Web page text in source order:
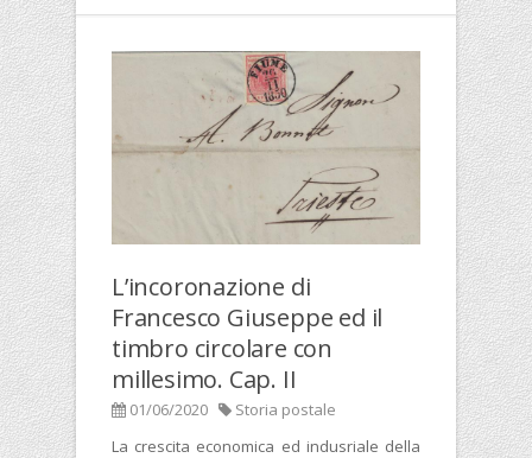
L’incoronazione di
Francesco Giuseppe ed il
timbro circolare con
millesimo. Cap. II
01/06/2020
Storia postale
La crescita economica ed indusriale della